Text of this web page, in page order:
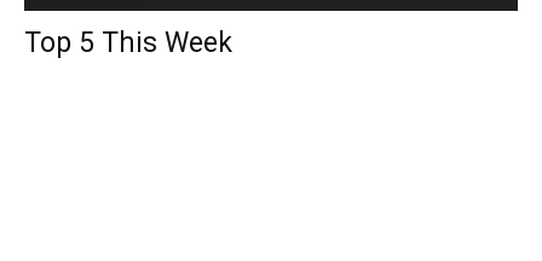
Top 5 This Week